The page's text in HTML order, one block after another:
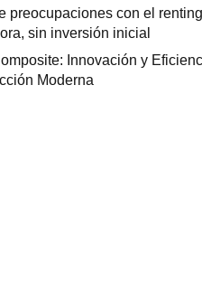
preocupaciones con el renting
sin inversión inicial
Innovación y
Moderna